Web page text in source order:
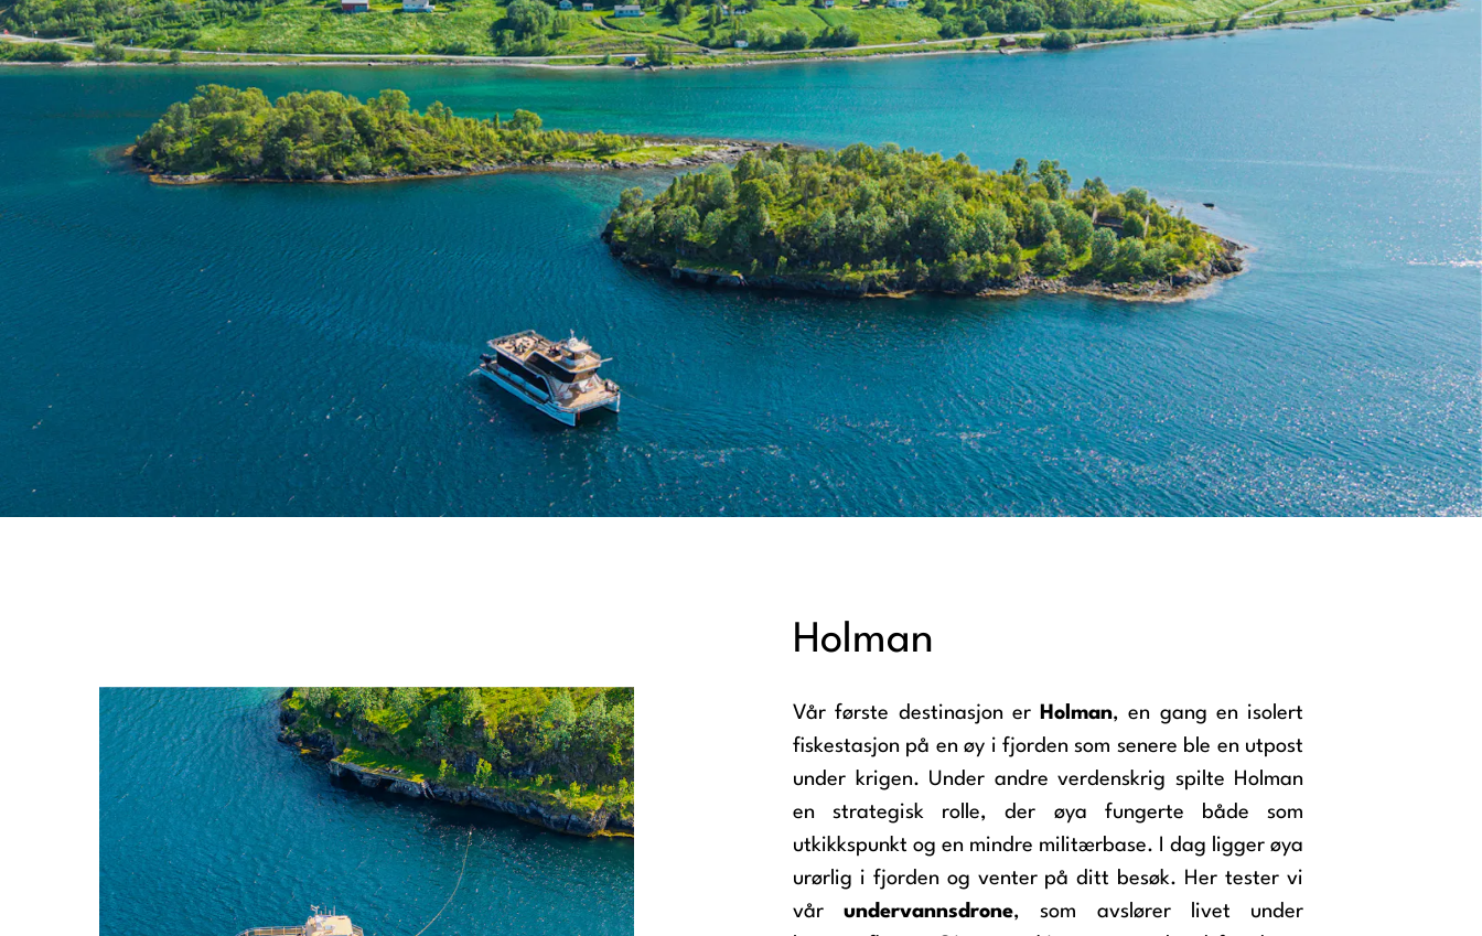
Holman
Vår første destinasjon er Holman, en gang en isolert
fiskestasjon på en øy i fjorden som senere ble en utpost
under krigen. Under andre verdenskrig spilte Holman
en strategisk rolle, der øya fungerte både som
utkikkspunkt og en mindre militærbase. I dag ligger øya
urørlig i fjorden og venter på ditt besøk. Her tester vi
vår undervannsdrone, som avslører livet under